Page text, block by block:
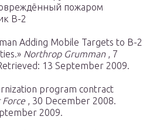
пожаром
B-2
Adding Mobile Targets to B-2
Northrop Grumman, 7
13 September 2009.
program contract
Force, 30 December 2008.
2009.